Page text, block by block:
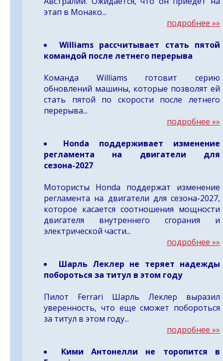
этап в Монако...
подробнее »»
Williams рассчитывает стать пятой
командой после летнего перерыва
Команда Williams готовит серию
обновлений машины, которые позволят ей
стать пятой по скорости после летнего
перерыва...
подробнее »»
Honda поддерживает изменение
регламента на двигатели для
сезона-2027
Мотористы Honda поддержат изменение
регламента на двигатели для сезона-2027,
которое касается соотношения мощности
двигателя внутреннего сгорания и
электрической части...
подробнее »»
Шарль Леклер не теряет надежды
побороться за титул в этом году
Пилот Ferrari Шарль Леклер выразил
уверенность, что еще сможет побороться
за титул в этом году...
подробнее »»
Кими Антонелли не торопится в